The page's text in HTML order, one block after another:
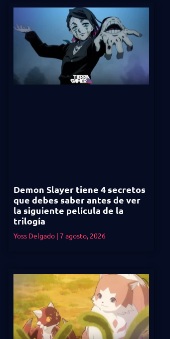
Demon Slayer tiene 4 secretos
que debes saber antes de ver
la siguiente película de la
trilogía
Yoss Delgado 7 agosto, 2026